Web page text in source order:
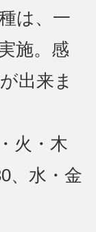
は、一
施。感
出来ま
火・木
、水・金